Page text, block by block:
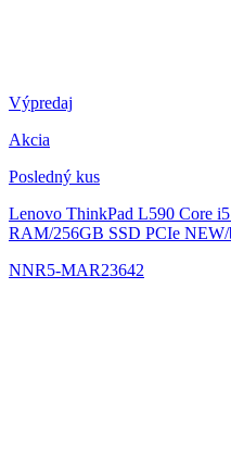
Výpredaj
Akcia
Posledný kus
Lenovo ThinkPad L590 Core
RAM/256GB SSD PCIe
NNR5-MAR23642